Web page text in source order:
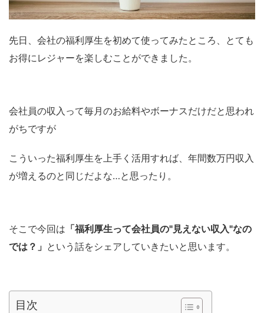
先日、会社の福利厚生を初めて使ってみたところ、とても
お得にレジャーを楽しむことができました。
会社員の収入って毎月のお給料やボーナスだけだと思われ
がちですが
こういった福利厚生を上手く活用すれば、年間数万円収入
が増えるのと同じだよな…と思ったり。
そこで今回は 「福利厚生って会社員の"見えない収入"なの
では？」 という話をシェアしていきたいと思います。
目次